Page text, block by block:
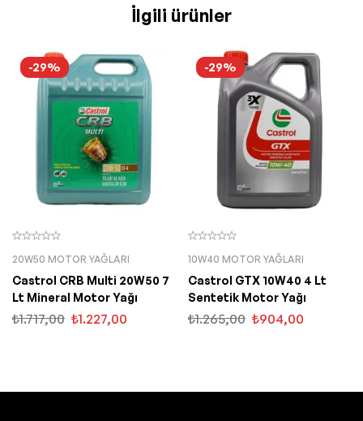
İlgili ürünler
-29%
20W50 MOTOR YAĞLARI
Castrol CRB Multi 20W50 7
Lt Mineral Motor Yağı
₺1.717,00 ₺1.227,00
-29%
10W40 MOTOR YAĞLARI
Castrol GTX 10W40 4 Lt
Sentetik Motor Yağı
₺1.265,00 ₺904,00